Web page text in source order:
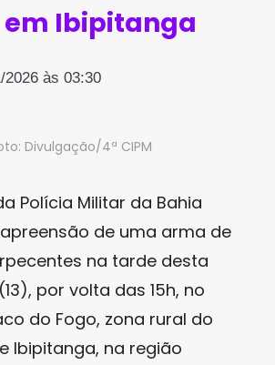
Ibipitanga
2026 às 03:30
Divulgação/4ª CIPM
Polícia Militar da Bahia
de uma arma de
na tarde desta
por volta das 15h, no
do Fogo, zona rural do
Ibipitanga, na região